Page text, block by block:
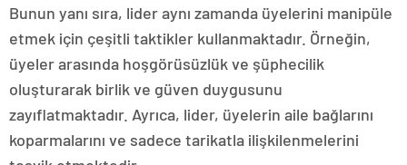
Bunun yanı sıra, lider aynı zamanda üyelerini manipüle
etmek için çeşitli taktikler kullanmaktadır. Örneğin,
üyeler arasında hoşgörüsüzlük ve şüphecilik
oluşturarak birlik ve güven duygusunu
zayıflatmaktadır. Ayrıca, lider, üyelerin aile bağlarını
koparmalarını ve sadece tarikatla ilişkilenmelerini